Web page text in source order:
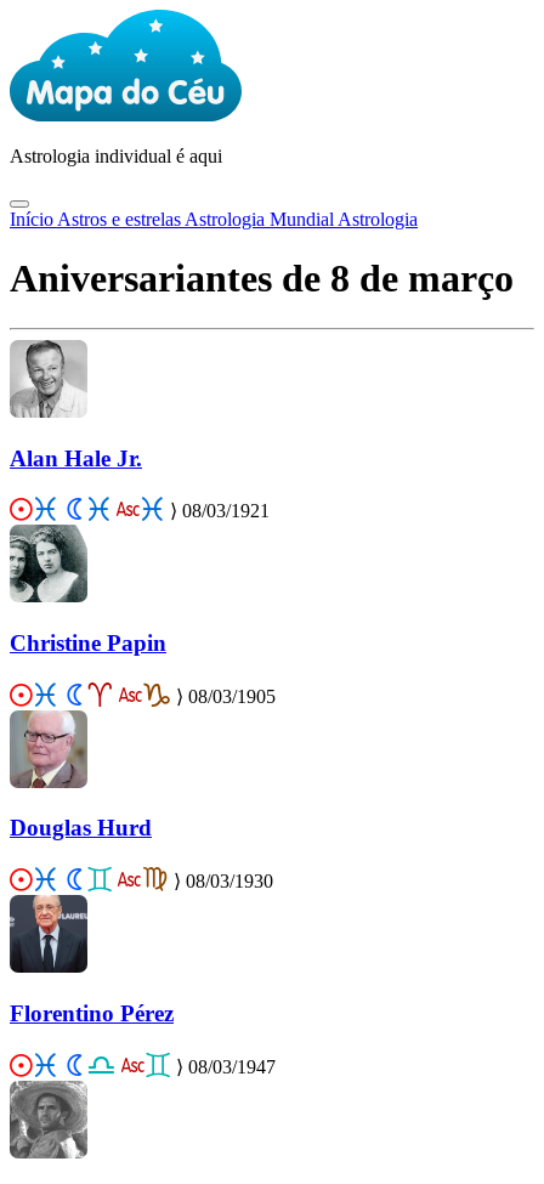
Astrologia individual é aqui
Início Astros e estrelas Astrologia Mundial Astrologia
Aniversariantes de 8 de março
Alan Hale Jr.
⟩ 08/03/1921
Christine Papin
⟩ 08/03/1905
Douglas Hurd
⟩ 08/03/1930
Florentino Pérez
⟩ 08/03/1947